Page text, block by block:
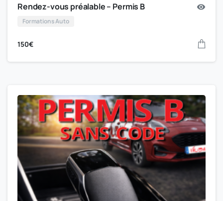
Rendez-vous préalable – Permis B
Formations Auto
150€